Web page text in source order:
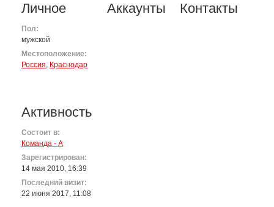
Личное
Пол:
мужской
Местоположение:
Россия, Краснодар
Аккаунты Контакты
Активность
Состоит в:
Команда - А
Зарегистрирован:
14 мая 2010, 16:39
Последний визит:
22 июня 2017, 11:08